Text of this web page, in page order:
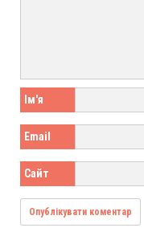
Ім'я
Email
Сайт